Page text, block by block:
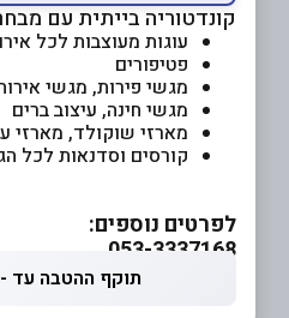
קונדטוריה בייתית עם
עוגות מעוצבות לכל
פטיפורים
מגשי פירות, מגשי
מגשי חינה, עיצוב ברים
מארזי שוקולד, מארזי
קורסים וסדנאות לכל
לפרטים נוספים:
053-3337168
תוקף ההטבה עד - 09.09.2026